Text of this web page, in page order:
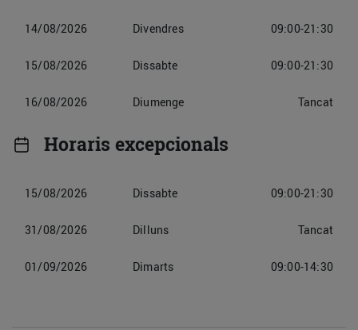
14/08/2026 Divendres 09:00-21:30
15/08/2026 Dissabte 09:00-21:30
16/08/2026 Diumenge Tancat
Horaris excepcionals
15/08/2026 Dissabte 09:00-21:30
31/08/2026 Dilluns Tancat
01/09/2026 Dimarts 09:00-14:30